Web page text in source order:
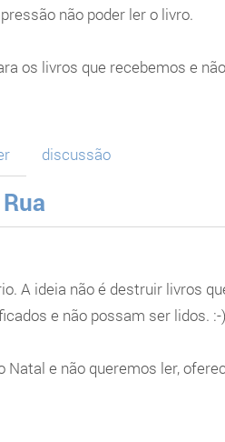
não poder ler o livro.
os livros que recebemos e
discussão
A ideia não é destruir livros
e não possam ser lidos. :-)
e não queremos ler,